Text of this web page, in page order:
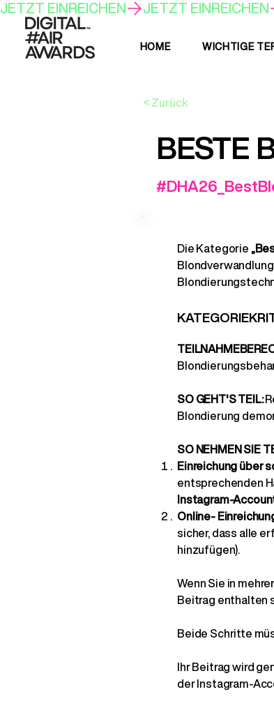
JETZT EINREICHEN
HOME WICHTIGE
< Zurück
BESTE
Die Kategorie
SO GEHT'S TEIL:
Blondierung
SO NEHMEN SIE
Einreichung über
entsprechenden
Instagram-
Online-
sicher, dass alle
hinzufügen).
Wenn Sie in
Beitrag enthalten
Beide Schritte
Ihr Beitrag wird
der Instagram-